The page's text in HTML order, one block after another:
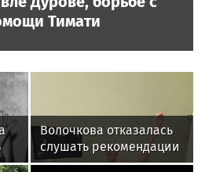
Тимати
Волочкова отказалась
слушать рекомендации
врачей после новой